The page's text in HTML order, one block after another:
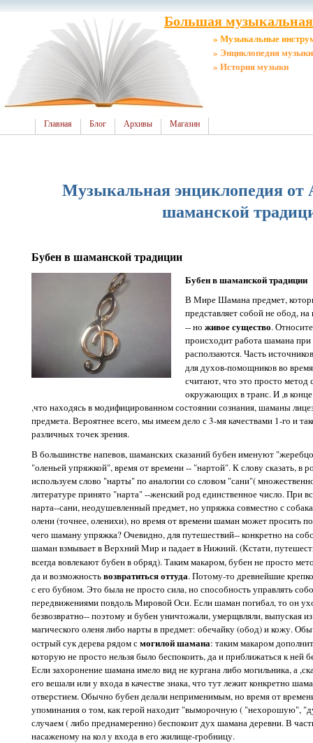
Большая
» Музыкальные
» Энциклопедия музыки
» История музыки
Главная Блог Архивы Магазин
Музыкальная энциклопедия от
шаманской
Бубен в шаманской традиции
Бубен в шаманской традиции
В Мире Шамана предмет,
представляет собой не обод,
-- но живое существо.
происходит работа шамана при
расползаются. Часть
для духов-помощников во время
считают, что это просто метод
окружающих в транс. И ,в
,что находясь в модифицированном состоянии сознания, шаманы
предмета. Вероятнее всего, мы имеем дело с 3-мя качествами 1-го и
различных точек зрения.
В большинстве напевов, шаманских сказаний бубен именуют
"оленьей упряжкой", время от времени -- "нартой". К слову сказать, в
используем слово "нарты" по аналогии со словом "сани"(
литературе принято "нарта" --женский род единственное число. При
нарта--сани, неодушевленный предмет, но упряжка совместно с
олени (точнее, оленихи), но время от времени шаман может просить
чего шаману упряжка? Очевидно, для путешествий-- конкретно на
шаман взмывает в Верхний Мир и падает в Нижний. (Кстати,
всегда вовлекают бубен в обряд). Таким макаром, бубен не просто
да и возможностьвозвратиться оттуда. Потому-то древнейшие
с его бубном. Это была не просто сила, но способность управлять
передвижениями повдоль Мировой Оси. Если шаман погибал, то он
безвозвратно-- поэтому и бубен уничтожали, умерщвляли, выпуская
магического оленя либо нарты в предмет: обечайку (обод) и кожу.
острый сук дерева рядом смогилой шамана: таким макаром
которую не просто нельзя было беспокоить, да и приближаться к ней
Если захоронение шамана имело вид не кургана либо могильника, а
его вешали или у входа в качестве знака, что тут лежит конкретно
отверстием. Обычно бубен делали неприменимым, но время от
упоминания о том, как герой находит "выморочную ( "нехорошую",
случаем ( либо преднамеренно) беспокоит дух шамана деревни. В
насаженому на кол у входа в его жилище-гробницу.